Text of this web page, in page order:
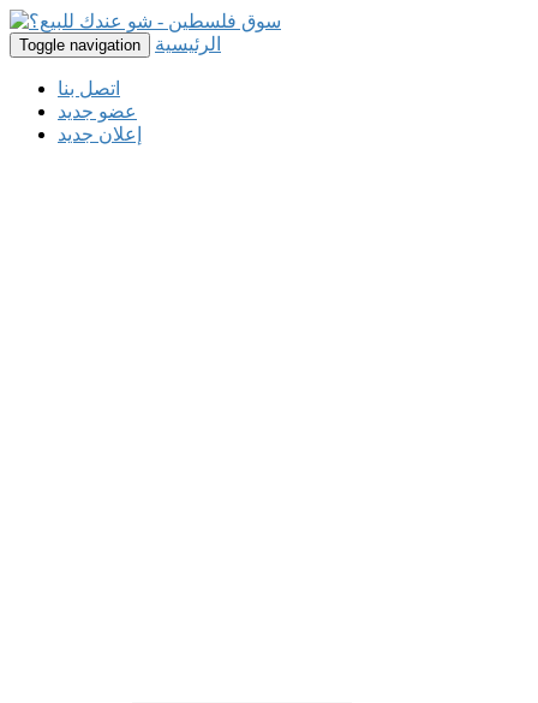
Toggle navigation الرئيسية
اتصل بنا
عضو جديد
إعلان جديد